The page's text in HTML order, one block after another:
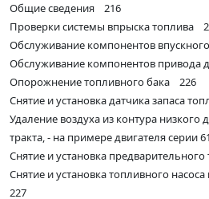
Общие сведения 216
Проверки системы впрыска топлива
Обслуживание компонентов
Обслуживание компонентов привода
Опорожнение топливного бака 226
Снятие и установка датчика запаса
Удаление воздуха из контура низкого
тракта, - на примере двигателя серии
Снятие и установка
Снятие и установка топливного
227